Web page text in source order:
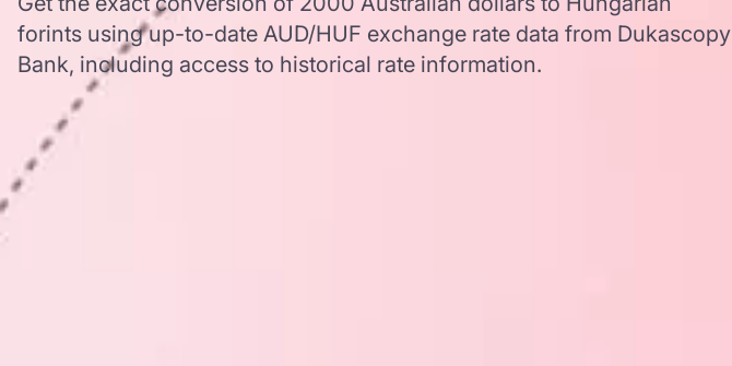
forints using up-to-date AUD/HUF exchange rate data from Dukascopy
Bank, including access to historical rate information.